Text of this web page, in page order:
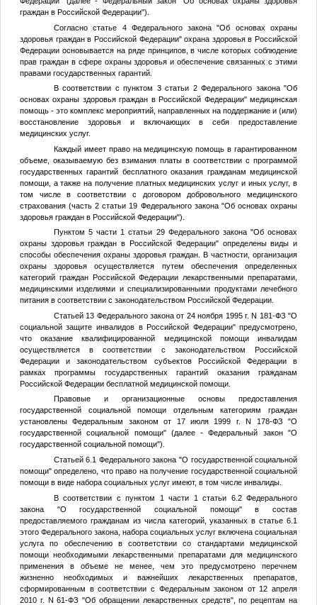
граждан в Российской Федерации").
Согласно статье 4 Федерального закона "Об основах охраны
здоровья граждан в Российской Федерации" охрана здоровья в Российской
Федерации основывается на ряде принципов, в числе которых соблюдение
прав граждан в сфере охраны здоровья и обеспечение связанных с этими
правами государственных гарантий.
В соответствии с пунктом 3 статьи 2 Федерального закона "Об
основах охраны здоровья граждан в Российской Федерации" медицинская
помощь - это комплекс мероприятий, направленных на поддержание и (или)
восстановление здоровья и включающих в себя предоставление
медицинских услуг.
Каждый имеет право на медицинскую помощь в гарантированном
объеме, оказываемую без взимания платы в соответствии с программой
государственных гарантий бесплатного оказания гражданам медицинской
помощи, а также на получение платных медицинских услуг и иных услуг, в
том числе в соответствии с договором добровольного медицинского
страхования (часть 2 статьи 19 Федерального закона "Об основах охраны
здоровья граждан в Российской Федерации").
Пунктом 5 части 1 статьи 29 Федерального закона "Об основах
охраны здоровья граждан в Российской Федерации" определены виды и
способы обеспечения охраны здоровья граждан. В частности, организация
охраны здоровья осуществляется путем обеспечения определенных
категорий граждан Российской Федерации лекарственными препаратами,
медицинскими изделиями и специализированными продуктами лечебного
питания в соответствии с законодательством Российской Федерации.
Статьей 13 Федерального закона от 24 ноября 1995 г. N 181-ФЗ "О
социальной защите инвалидов в Российской Федерации" предусмотрено,
что оказание квалифицированной медицинской помощи инвалидам
осуществляется в соответствии с законодательством Российской
Федерации и законодательством субъектов Российской Федерации в
рамках программы государственных гарантий оказания гражданам
Российской Федерации бесплатной медицинской помощи.
Правовые и организационные основы предоставления
государственной социальной помощи отдельным категориям граждан
установлены Федеральным законом от 17 июля 1999 г. N 178-ФЗ "О
государственной социальной помощи" (далее - Федеральный закон "О
государственной социальной помощи").
Статьей 6.1 Федерального закона "О государственной социальной
помощи" определено, что право на получение государственной социальной
помощи в виде набора социальных услуг имеют, в том числе инвалиды.
В соответствии с пунктом 1 части 1 статьи 6.2 Федерального
закона "О государственной социальной помощи" в состав
предоставляемого гражданам из числа категорий, указанных в статье 6.1
этого Федерального закона, набора социальных услуг включена социальная
услуга по обеспечению в соответствии со стандартами медицинской
помощи необходимыми лекарственными препаратами для медицинского
применения в объеме не менее, чем это предусмотрено перечнем
жизненно необходимых и важнейших лекарственных препаратов,
сформированным в соответствии с Федеральным законом от 12 апреля
2010 г. N 61-ФЗ "Об обращении лекарственных средств", по рецептам на